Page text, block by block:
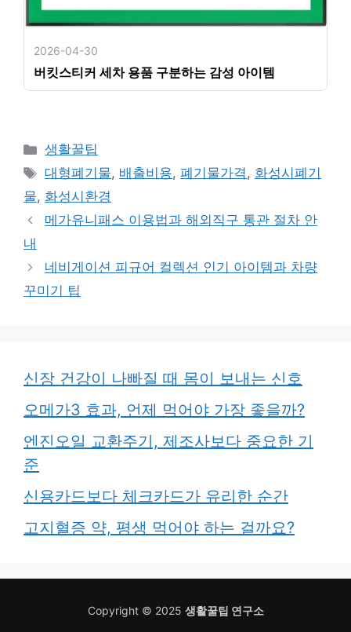
2026-04-30
버킷스티커 세차 용품 구분하는 감성 아이템
카
테
리
생활꿀팁
태
그
대형폐기물, 배출비용,폐기물가격, 화성시폐기
물, 화성시환경
메가유니패스 이용법과 해외직구 통관 절차 안
내
네비게이션 피규어 컬렉션 인기 아이템과 차량
꾸미기 팁
신장 건강이 나빠질 때 몸이 보내는 신호
오메가3 효과, 언제 먹어야 가장 좋을까?
엔진오일 교환주기, 제조사보다 중요한 기
준
신용카드보다 체크카드가 유리한 순간
고지혈증 약, 평생 먹어야 하는 걸까요?
Copyright © 2025 생활꿀팁 연구소